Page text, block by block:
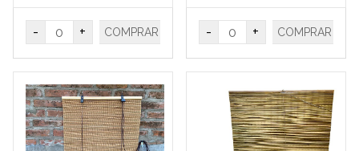
- + COMPRAR - + COMPRAR